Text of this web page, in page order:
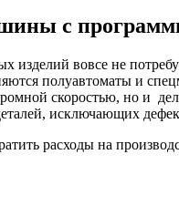
с
вовсе не
полуавтоматы и
скоростью, но и
исключающих
расходы на